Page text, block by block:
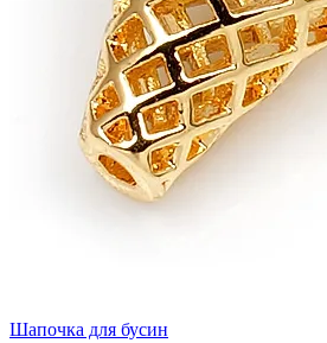
Шапочка для бусин